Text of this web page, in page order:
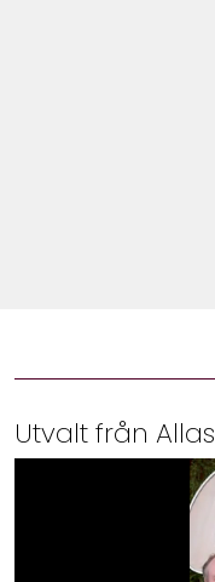
Utvalt från Allas